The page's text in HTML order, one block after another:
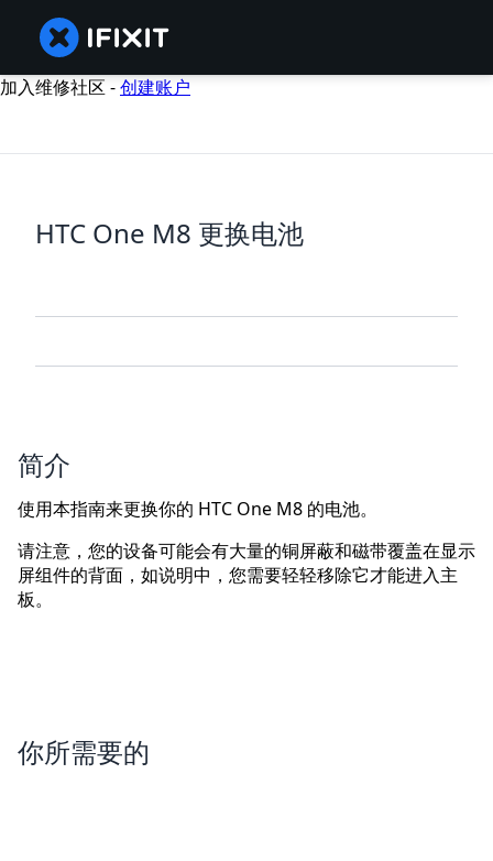
加入维修社区 -创建账户
HTC One M8 更换电池
简介
使用本指南来更换你的 HTC One M8 的电池。
请注意，您的设备可能会有大量的铜屏蔽和磁带覆盖在显示
屏组件的背面，如说明中，您需要轻轻移除它才能进入主
板。
你所需要的